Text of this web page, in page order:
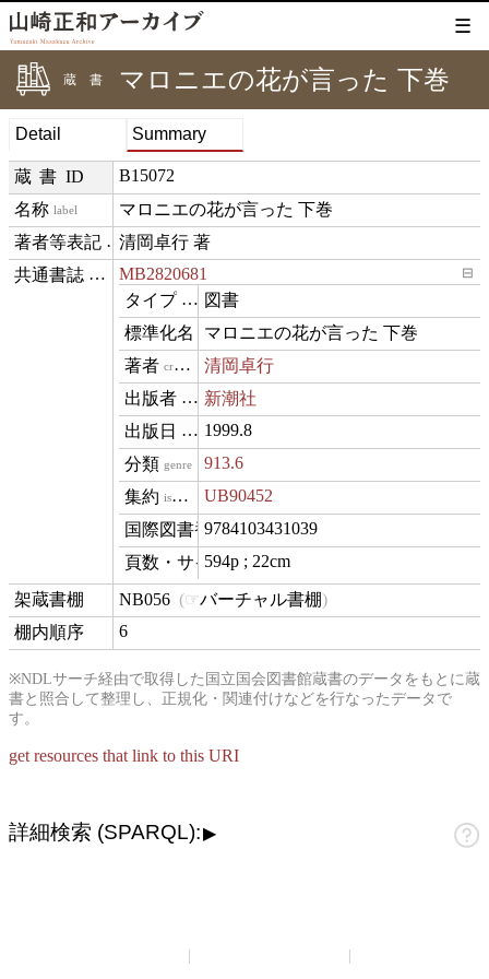
☰
蔵書 マロニエの花が言った 下巻
Detail Summary
蔵書ID B15072
label マロニエの花が言った 下巻
creditText
清岡卓行 著
exemplarOfMB2820681 ⊟
type 図書
name
マロニエの花が言った 下巻
creator 清岡卓行
publisher新潮社
datePublished
1999.8
genre 913.6
isVariantOf UB90452
isbn
9784103431039
materialExtent
594p ; 22cm
contentLocation
NB056 バーチャル書棚
position
6
※NDLサーチ経由で取得した国立国会図書館蔵書のデータをもとに蔵
書と照合して整理し、正規化・関連付けなどを行なったデータで
す。
get resources that link to this URI
詳細検索 (SPARQL):▶